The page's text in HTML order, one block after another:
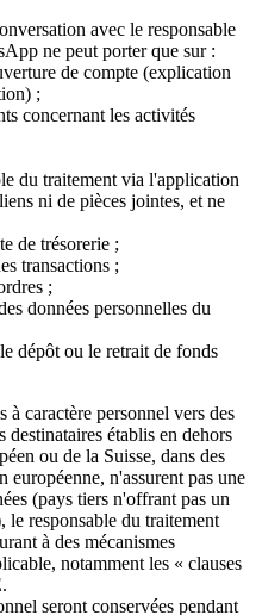
avec le responsable
ne peut porter que sur :
de compte (explication
;
concernant les activités
du traitement via l'application
ni de pièces jointes, et ne
de trésorerie ;
transactions ;
;
données personnelles du
dépôt ou le retrait de fonds
à caractère personnel vers des
destinataires établis en dehors
ou de la Suisse, dans des
n'assurent pas une
(pays tiers n'offrant pas un
le responsable du traitement
à des mécanismes
notamment les « clauses
seront conservées pendant